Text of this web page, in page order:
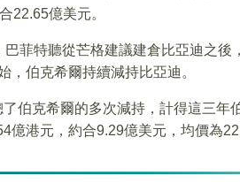
22.65億美元。
菲特聽從芒格建議建倉比亞迪之後
，伯克希爾持續減持比亞迪。
伯克希爾的多次減持，計得這三年
港元，約合9.29億美元，均價為